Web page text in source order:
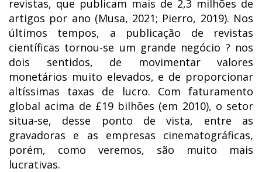
revistas, que publicam mais de 2,3 milhões de
artigos por ano (Musa, 2021; Pierro, 2019). Nos
últimos tempos, a publicação de revistas
científicas tornou-se um grande negócio ? nos
dois sentidos, de movimentar valores
monetários muito elevados, e de proporcionar
altíssimas taxas de lucro. Com faturamento
global acima de £19 bilhões (em 2010), o setor
situa-se, desse ponto de vista, entre as
gravadoras e as empresas cinematográficas,
porém, como veremos, são muito mais
lucrativas.